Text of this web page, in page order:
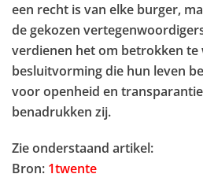
een recht is van elke burger,
de gekozen
verdienen het om betrokken te
besluitvorming die hun leven
voor openheid en
benadrukken zij.
Zie onderstaand artikel:
Bron: 1twente